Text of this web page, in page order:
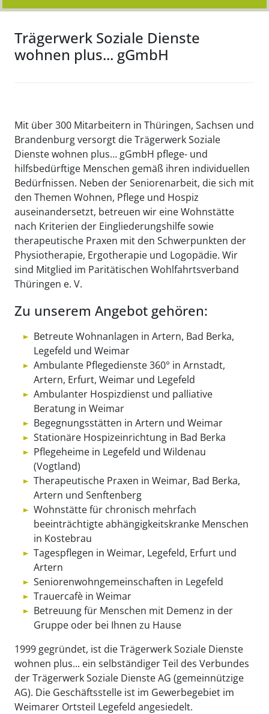
Trägerwerk Soziale Dienste
wohnen plus... gGmbH
Mit über 300 Mitarbeitern in Thüringen, Sachsen und
Brandenburg versorgt die Trägerwerk Soziale
Dienste wohnen plus… gGmbH pflege- und
hilfsbedürftige Menschen gemäß ihren individuellen
Bedürfnissen. Neben der Seniorenarbeit, die sich mit
den Themen Wohnen, Pflege und Hospiz
auseinandersetzt, betreuen wir eine Wohnstätte
nach Kriterien der Eingliederungshilfe sowie
therapeutische Praxen mit den Schwerpunkten der
Physiotherapie, Ergotherapie und Logopädie. Wir
sind Mitglied im Paritätischen Wohlfahrtsverband
Thüringen e. V.
Zu unserem Angebot gehören:
Betreute Wohnanlagen in Artern, Bad Berka,
Legefeld und Weimar
Ambulante Pflegedienste 360° in Arnstadt,
Artern, Erfurt, Weimar und Legefeld
Ambulanter Hospizdienst und palliative
Beratung in Weimar
Begegnungsstätten in Artern und Weimar
Stationäre Hospizeinrichtung in Bad Berka
Pflegeheime in Legefeld und Wildenau
(Vogtland)
Therapeutische Praxen in Weimar, Bad Berka,
Artern und Senftenberg
Wohnstätte für chronisch mehrfach
beeinträchtigte abhängigkeitskranke Menschen
in Kostebrau
Tagespflegen in Weimar, Legefeld, Erfurt und
Artern
Seniorenwohngemeinschaften in Legefeld
Trauercafè in Weimar
Betreuung für Menschen mit Demenz in der
Gruppe oder bei Ihnen zu Hause
1999 gegründet, ist die Trägerwerk Soziale Dienste
wohnen plus... ein selbständiger Teil des Verbundes
der Trägerwerk Soziale Dienste AG (gemeinnützige
AG). Die Geschäftsstelle ist im Gewerbegebiet im
Weimarer Ortsteil Legefeld angesiedelt.